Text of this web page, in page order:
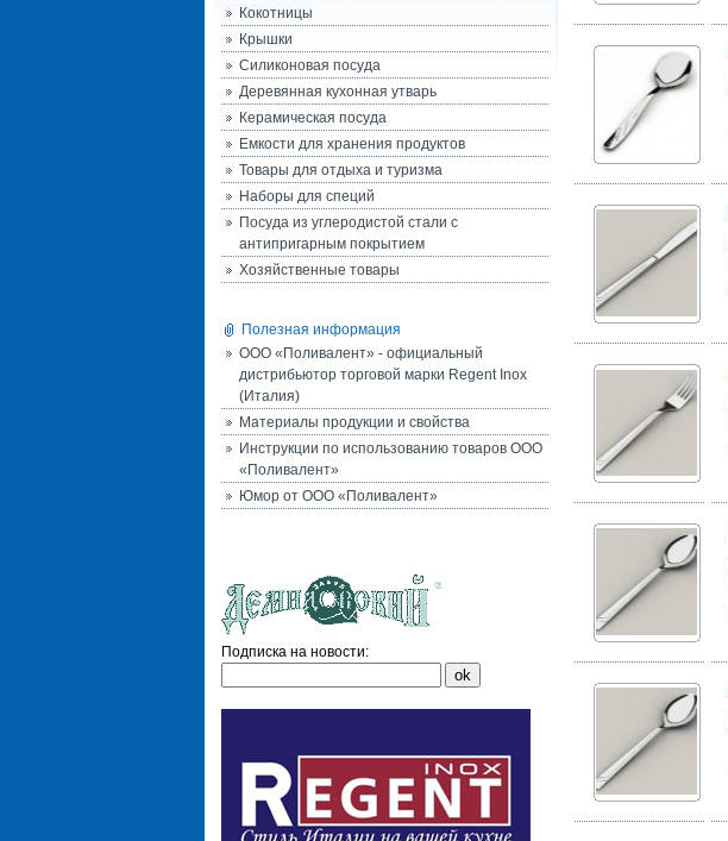
Кокотницы
Крышки
Силиконовая посуда
Деревянная кухонная утварь
Керамическая посуда
Емкости для хранения продуктов
Товары для отдыха и туризма
Наборы для специй
Посуда из углеродистой стали с
антипригарным покрытием
Хозяйственные товары
Полезная информация
ООО «Поливалент» - официальный
дистрибьютор торговой марки Regent Inox
(Италия)
Материалы продукции и свойства
Инструкции по использованию товаров ООО
«Поливалент»
Юмор от ООО «Поливалент»
Подписка на новости: